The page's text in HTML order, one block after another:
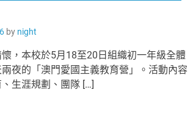
by night
，本校於5月18至20日組織初一年級全體
夜的「澳門愛國主義教育營」。活動內容
生涯規劃、團隊 […]